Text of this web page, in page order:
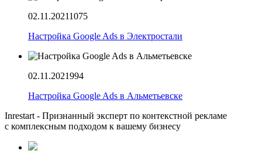
02.11.20211075
Настройка Google Ads в Электростали
02.11.2021994
Настройка Google Ads в Альметьевске
Inrestart - Признанный эксперт по контекстной рекламе
с комплексным подходом к вашему бизнесу